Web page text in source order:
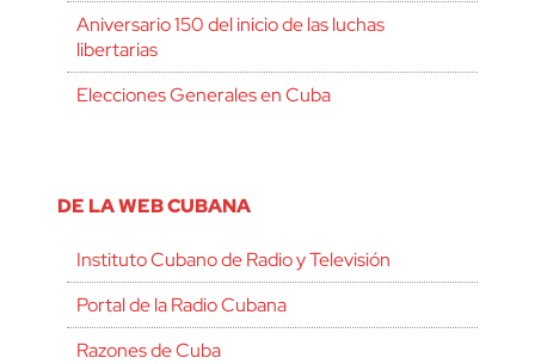
Aniversario 150 del inicio de las luchas
libertarias
Elecciones Generales en Cuba
DE LA WEB CUBANA
Instituto Cubano de Radio y Televisión
Portal de la Radio Cubana
Razones de Cuba